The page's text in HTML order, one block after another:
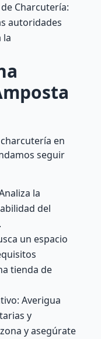
Charcutería:
autoridades
la
en
seguir
la
del
un espacio
tienda de
Averigua
y
y asegúrate